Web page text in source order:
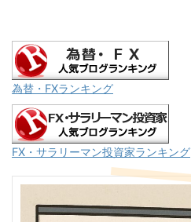
為替・FXランキング
FX・サラリーマン投資家ランキング